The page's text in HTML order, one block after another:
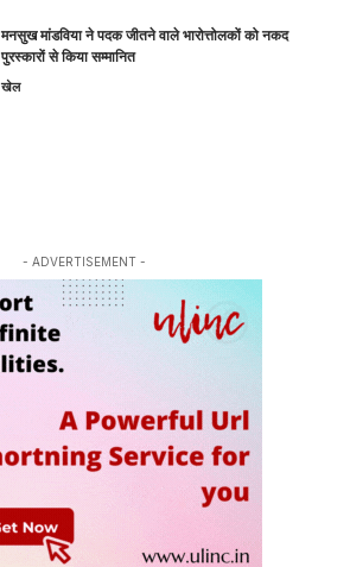
मनसुख मांडविया ने पदक जीतने वाले भारोत्तोलकों को नकद
पुरस्कारों से किया सम्मानित
खेल
- ADVERTISEMENT -